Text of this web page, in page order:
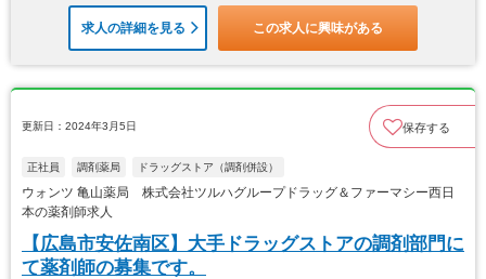
求人の詳細を見る この求人に興味がある
更新日：2024年3月5日 保存する
正社員 調剤薬局 ドラッグストア（調剤併設）
ウォンツ 亀山薬局 株式会社ツルハグループドラッグ＆ファーマシー西日
本の薬剤師求人
【広島市安佐南区】大手ドラッグストアの調剤部門に
て薬剤師の募集です。